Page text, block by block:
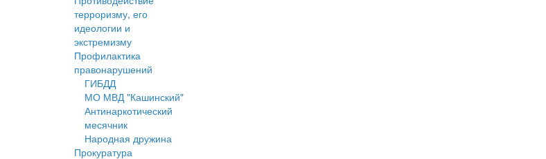
терроризму, его
идеологии и
экстремизму
Профилактика
правонарушений
ГИБДД
МО МВД "Кашинский"
Антинаркотический
месячник
Народная дружина
Прокуратура